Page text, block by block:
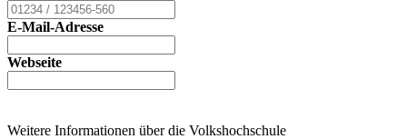
E-Mail-Adresse
Webseite
Weitere Informationen über die Volkshochschule